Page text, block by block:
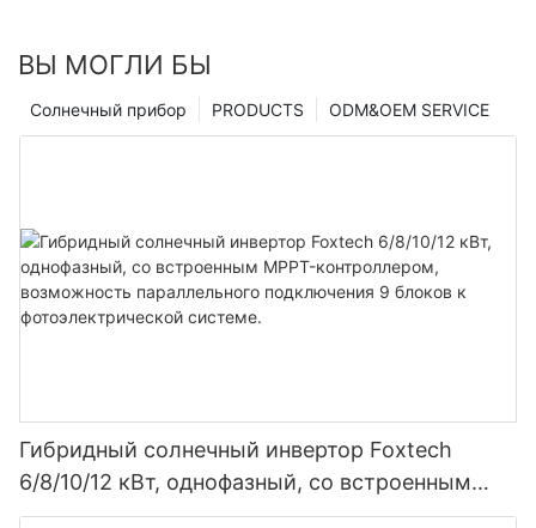
ВЫ МОГЛИ БЫ
ODM&OEM SERVICE
PRODUCTS
Солнечный прибор
Гибридный солнечный инвертор Foxtech
6/8/10/12 кВт, однофазный, со встроенным
MPPT-контроллером, возможность